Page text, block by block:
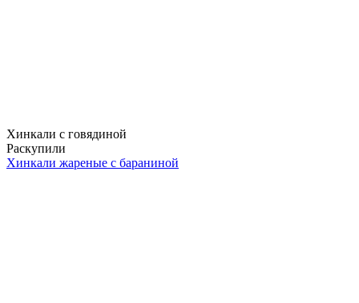
Хинкали с говядиной
Раскупили
Хинкали жареные с бараниной